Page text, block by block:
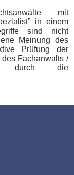
mit
in einem
sind nicht
Meinung des
Prüfung der
Fachanwalts /
durch die